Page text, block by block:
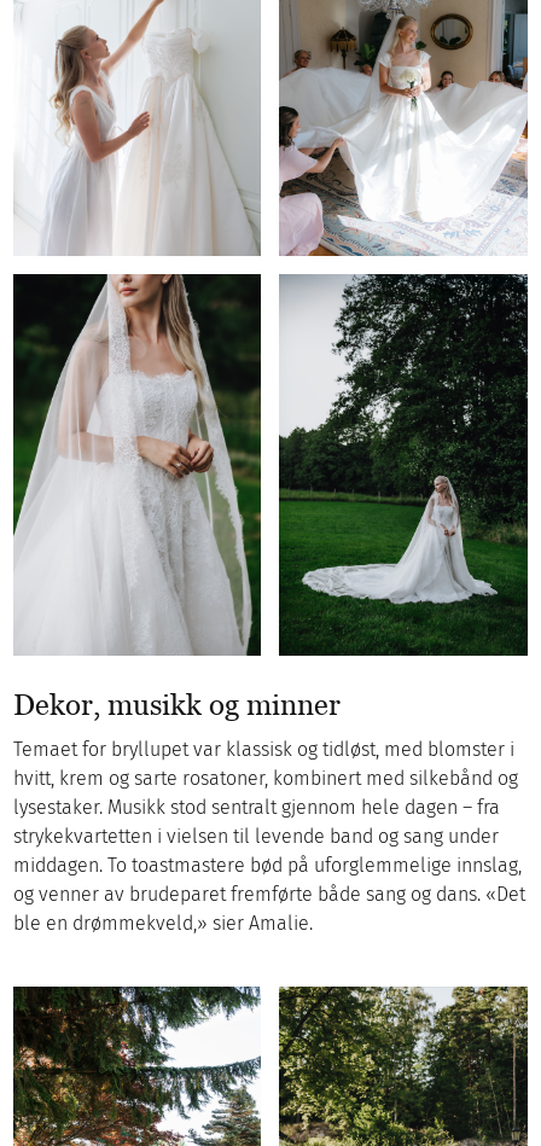
Dekor, musikk og minner
Temaet for bryllupet var klassisk og tidløst, med blomster i
hvitt, krem og sarte rosatoner, kombinert med silkebånd og
lysestaker. Musikk stod sentralt gjennom hele dagen – fra
strykekvartetten i vielsen til levende band og sang under
middagen. To toastmastere bød på uforglemmelige innslag,
og venner av brudeparet fremførte både sang og dans. «Det
ble en drømmekveld,» sier Amalie.